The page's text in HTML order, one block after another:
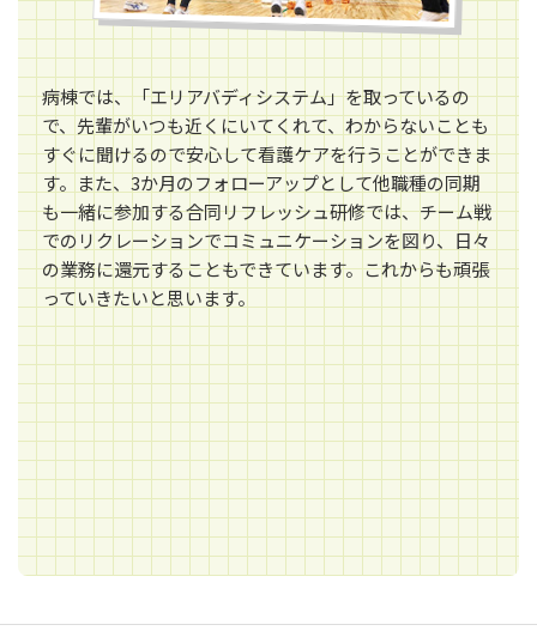
病棟では、「エリアバディシステム」を取っているの
で、先輩がいつも近くにいてくれて、わからないことも
すぐに聞けるので安心して看護ケアを行うことができま
す。また、3か月のフォローアップとして他職種の同期
も一緒に参加する合同リフレッシュ研修では、チーム戦
でのリクレーションでコミュニケーションを図り、日々
の業務に還元することもできています。これからも頑張
っていきたいと思います。